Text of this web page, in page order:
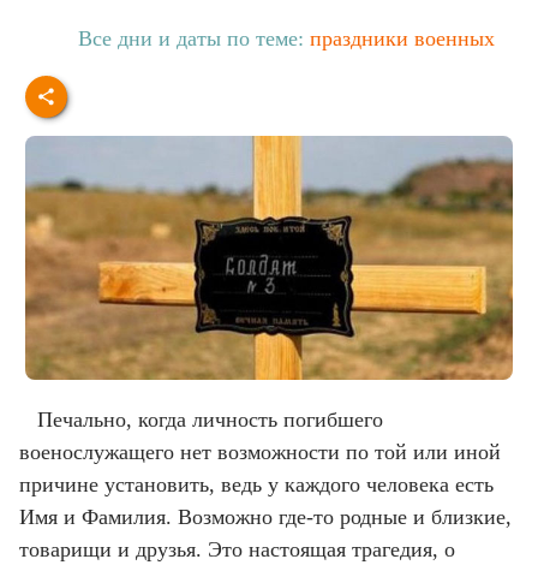
Все дни и даты по теме: праздники военных
Печально, когда личность погибшего
военослужащего нет возможности по той или иной
причине установить, ведь у каждого человека есть
Имя и Фамилия. Возможно где-то родные и близкие,
товарищи и друзья. Это настоящая трагедия, о